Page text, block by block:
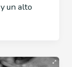
un alto